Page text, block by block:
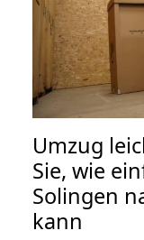
Umzug
Sie, wie
Solingen
kann